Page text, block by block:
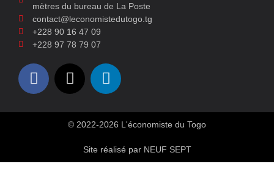
mètres du bureau de La Poste
contact@leconomistedutogo.tg
+228 90 16 47 09
+228 97 78 79 07
© 2022-2026 L'économiste du Togo
Site réalisé par NEUF SEPT